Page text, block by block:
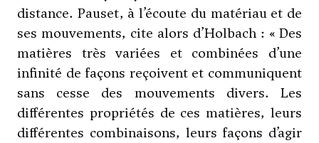
distance. Pauset, à l’écoute du matériau et de
ses mouvements, cite alors d’Holbach : « Des
matières très variées et combinées d’une
infinité de façons reçoivent et communiquent
sans cesse des mouvements divers. Les
différentes propriétés de ces matières, leurs
différentes combinaisons, leurs façons d’agir